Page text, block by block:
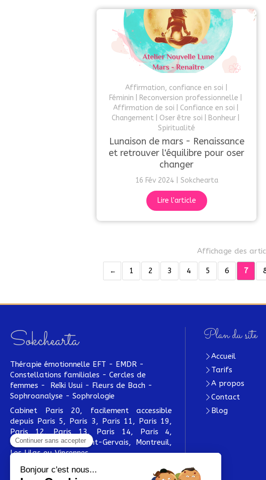
Affirmation, confiance en soi
Féminin
Reconversion professionnelle
Affirmation de soi
Confiance en soi
Changement
Oser être soi
Bonheur
Spiritualité
Lunaison de mars - Renaissance
et retrouver l'équilibre pour oser
changer
16 Fév 2024 Sokchearta
Lire l'article
Affichage des
1 2 3 4 5 6 7
Sokchearta
Thérapie émotionnelle EFT - EMDR -
Constellations familiales - Cercles de
femmes - Reîki Usui - Fleurs de Bach -
Sophroanalyse - Sophrologie
Cabinet Paris 20, facilement accessible
depuis Paris 5, Paris 3, Paris 11, Paris 19,
Paris 12, Paris 13, Paris 14, Paris 4,
Bagnolet, Le Pré-Saint-Gervais, Montreuil,
Les Lilas ou Vincennes.
Prendre rendez-vous
Plan du site
Accueil
Tarifs
A propos
Contact
Blog